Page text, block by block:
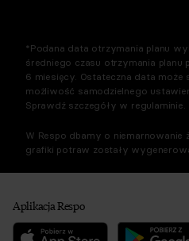
*Podana data otrzymania planu
średniego czasu otrzymania planu
6 miesięcy. Ostateczna data może
możliwość samodzielnego
Sprawdź szczegóły w regulaminie.
W Respo dbamy o
grafiki potraw zostały
Aplikacja Respo